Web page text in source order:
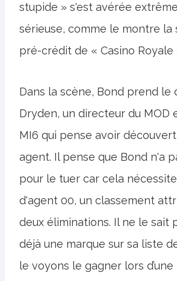
stupide » s'est avérée
sérieuse, comme le montre la
pré-crédit de « Casino Royale
Dans la scène, Bond prend le
Dryden, un directeur du MOD
MI6 qui pense avoir
agent. Il pense que Bond n'a
pour le tuer car cela
d'agent 00, un classement
deux éliminations. Il ne le sait
déjà une marque sur sa liste
le voyons le gagner lors